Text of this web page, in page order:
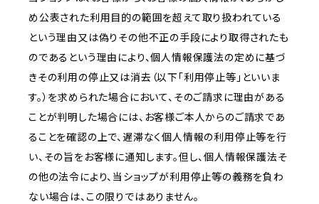
め公表された利用目的の範囲を超えて取り扱われている
という理由又は偽りその他不正の手段により取得されたも
のであるという理由により、個人情報保護法の定めに基づ
きその利用の停止又は消去（以下「利用停止等」といいま
す。）を求められた場合において、そのご請求に理由がある
ことが判明した場合には、お客様ご本人からのご請求であ
ることを確認の上で、遅滞なく個人情報の利用停止等を行
い、その旨をお客様に通知します。但し、個人情報保護法そ
の他の法令により、当ショップが利用停止等の義務を負わ
ない場合は、この限りではありません。